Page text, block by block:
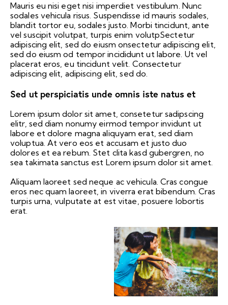
Mauris eu nisi eget nisi imperdiet vestibulum. Nunc
sodales vehicula risus. Suspendisse id mauris sodales,
blandit tortor eu, sodales justo. Morbi tincidunt, ante
vel suscipit volutpat, turpis enim volutpSectetur
adipiscing elit, sed do eiusm onsectetur adipiscing elit,
sed do eiusm od tempor incididunt ut labore. Ut vel
placerat eros, eu tincidunt velit. Consectetur
adipiscing elit, adipiscing elit, sed do.
Sed ut perspiciatis unde omnis iste natus et
Lorem ipsum dolor sit amet, consetetur sadipscing
elitr, sed diam nonumy eirmod tempor invidunt ut
labore et dolore magna aliquyam erat, sed diam
voluptua. At vero eos et accusam et justo duo
dolores et ea rebum. Stet clita kasd gubergren, no
sea takimata sanctus est Lorem ipsum dolor sit amet.
Aliquam laoreet sed neque ac vehicula. Cras congue
eros nec quam laoreet, in viverra erat bibendum. Cras
turpis urna, vulputate at est vitae, posuere lobortis
erat.